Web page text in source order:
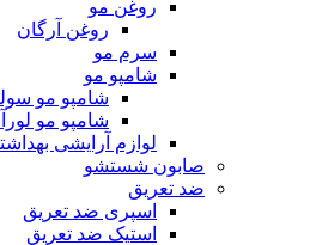
روغن مو
روغن آرگان
سرم مو
شامپو مو
شامپو مو
شامپو مو
لوازم آرایشی
صابون شستشو
ضد تعریق
اسپری ضد تعریق
استیک ضد تعریق